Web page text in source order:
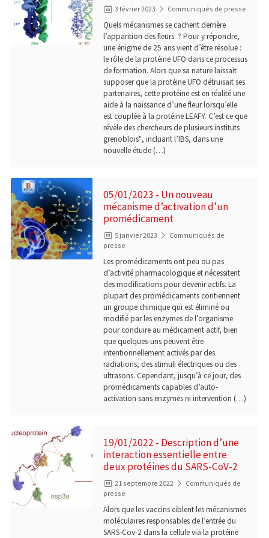
3 février 2023 Communiqués de presse
Quels mécanismes se cachent derrière
l’apparition des fleurs ​​ ? Pour y répondre,
une énigme de 25 ans vient d’être résolue :
le rôle de la protéine UFO dans ce processus
de formation. Alors que sa nature laissait
supposer que la protéine UFO détruisait ses
partenaires, cette protéine est en réalité une
aide à la naissance d’une fleur lorsqu’elle
est couplée à la protéine LEAFY. C’est ce que
révèle des chercheurs de plusieurs instituts
grenoblois*, incluant l’IBS, dans une
nouvelle étude (…)
05/01/2023 - Un nouveau
mécanisme d’activation d’un
promédicament
5 janvier 2023
Communiqués de
presse
Les promédicaments ont peu ou pas
d’activité pharmacologique et nécessitent
des modifications pour devenir actifs. La
plupart des promédicaments contiennent
un groupe chimique qui est éliminé ou
modifié par les enzymes de l’organisme
pour conduire au médicament actif, bien
que quelques-uns peuvent être
intentionnellement activés par des
radiations, des stimuli électriques ou des
ultrasons. Cependant, jusqu’à ce jour, des
promédicaments capables d’auto-
activation sans enzymes ni intervention (…)
19/01/2022 - Description d’une
interaction essentielle entre
deux protéines du SARS-CoV-2
21 septembre 2022
Communiqués de
presse
Alors que les vaccins ciblent les mécanismes
moléculaires responsables de l’entrée du
SARS-Cov-2 dans la cellule via la protéine